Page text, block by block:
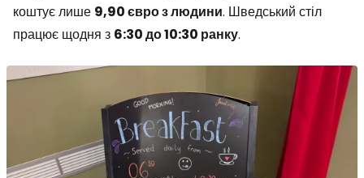
коштує лише 9,90 євро з людини. Шведський стіл
працює щодня з 6:30 до 10:30 ранку.